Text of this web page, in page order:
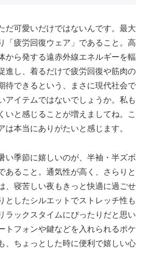
だ可愛いだけではないんです。最大
「疲労回復ウェア」であること。高
から発する遠赤外線エネルギーを輻
進し、着るだけで疲労回復や筋肉の
待できるという、まさに現代社会で
アイテムではないでしょうか。私も
いと感じることが増えましてね。こ
は本当にありがたいと感じます。
い季節に嬉しいのが、半袖・半ズボ
あること。通気性が高く、さらりと
、寝苦しい夜もきっと快適に過ごせ
としたシルエットでストレッチ性も
ラックスタイムにぴったりだと思い
トフォンや鍵などを入れられるポケ
、ちょっとした時に便利で嬉しい心